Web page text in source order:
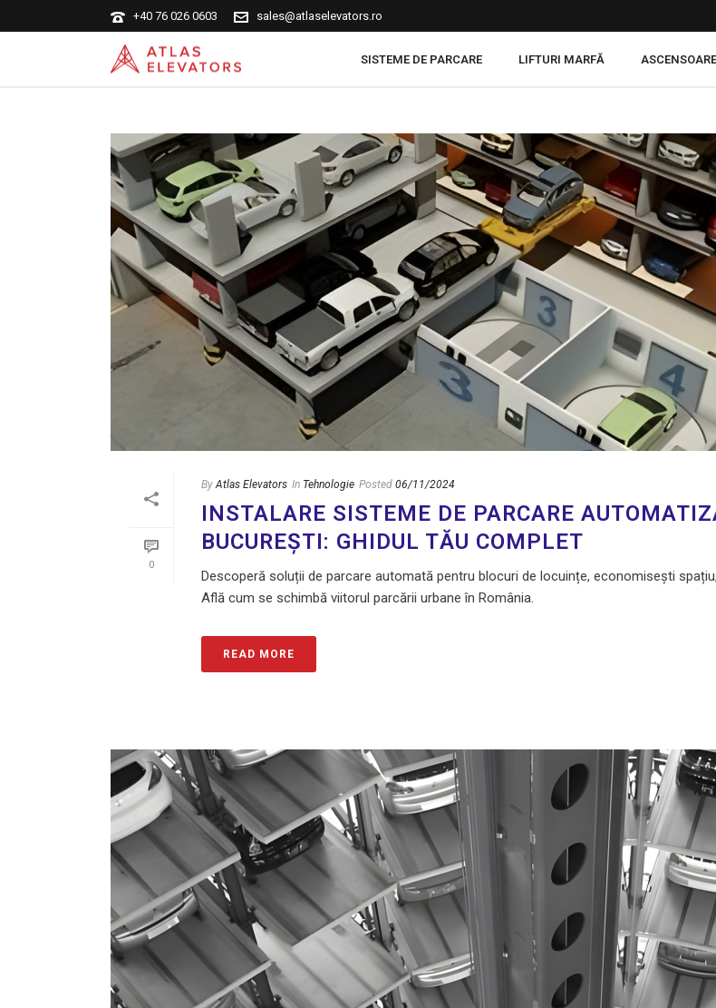
+40 76 026 0603 sales@atlaselevators.ro
SISTEME DE PARCARE LIFTURI MARFĂ ASCENSOARE
0
By Atlas Elevators In Tehnologie Posted 06/11/2024
INSTALARE SISTEME DE PARCARE
BUCUREȘTI: GHIDUL TĂU COMPLET
Descoperă soluții de parcare automată pentru blocuri de locuințe, economisești
Află cum se schimbă viitorul parcării urbane în România.
READ MORE